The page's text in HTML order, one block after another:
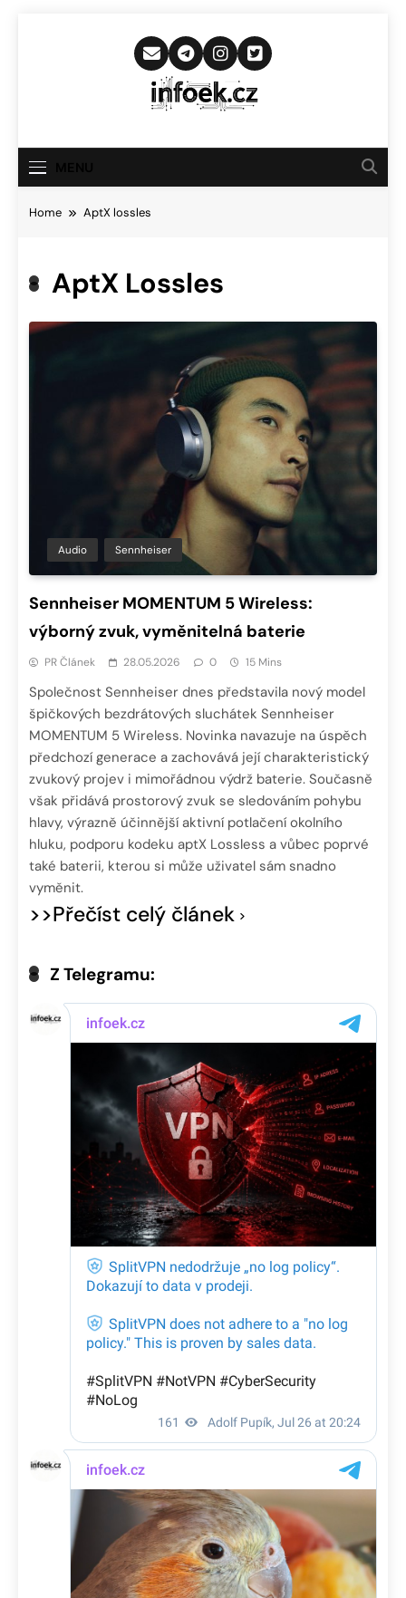
Infoek.cz
Novinkám
Home AptX lossles
AptX Lossles
Audio Sennheiser
Sennheiser MOMENTUM 5 Wireless:
výborný zvuk, vyměnitelná baterie
PR Článek 28.05.2026 0 15 Mins
Společnost Sennheiser dnes představila nový model
špičkových bezdrátových sluchátek Sennheiser
MOMENTUM 5 Wireless. Novinka navazuje na úspěch
předchozí generace a zachovává její charakteristický
zvukový projev i mimořádnou výdrž baterie. Současně
však přidává prostorový zvuk se sledováním pohybu
hlavy, výrazně účinnější aktivní potlačení okolního
hluku, podporu kodeku aptX Lossless a vůbec poprvé
také baterii, kterou si může uživatel sám snadno
vyměnit.
>>Přečíst celý článek
Z Telegramu: